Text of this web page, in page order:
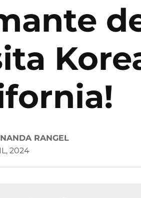
RANGEL
2024